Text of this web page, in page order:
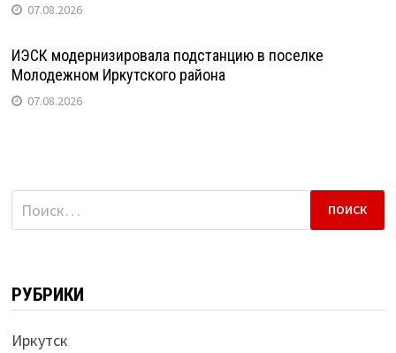
07.08.2026
ИЭСК модернизировала подстанцию в поселке
Молодежном Иркутского района
07.08.2026
Найти:
РУБРИКИ
Иркутск